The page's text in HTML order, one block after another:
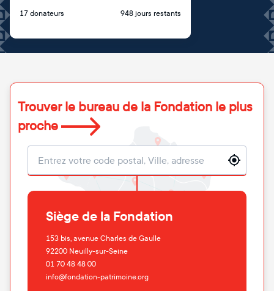
17 donateurs 948 jours restants
Trouver le bureau de la Fondation le plus
proche
Localisation
Siège de la Fondation
153 bis, avenue Charles de Gaulle
92200 Neuilly-sur-Seine
01 70 48 48 00
info@fondation-patrimoine.org